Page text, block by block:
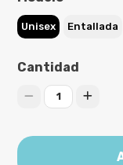
Unisex Entallada
Cantidad
1